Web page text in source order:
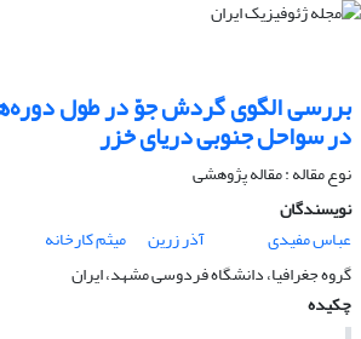
بررسی الگوی گردش جوّ در طول
در سواحل جنوبی دریای خزر
نوع مقاله : مقاله پژوهشی‌
نویسندگان
عباس مفیدی
آذر زرین
میثم کارخانه
گروه جغرافیا، دانشگاه فردوسی مشهد، ایران
چکیده